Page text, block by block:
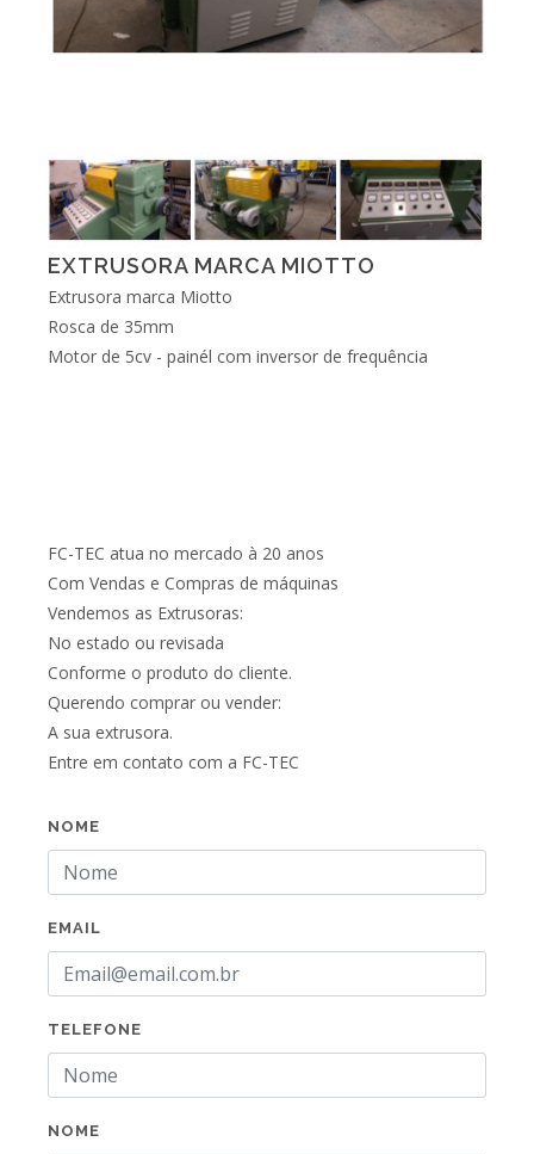
EXTRUSORA MARCA MIOTTO
Extrusora marca Miotto
Rosca de 35mm
Motor de 5cv - painél com inversor de frequência
FC-TEC atua no mercado à 20 anos
Com Vendas e Compras de máquinas
Vendemos as Extrusoras:
No estado ou revisada
Conforme o produto do cliente.
Querendo comprar ou vender:
A sua extrusora.
Entre em contato com a FC-TEC
NOME
EMAIL
TELEFONE
NOME